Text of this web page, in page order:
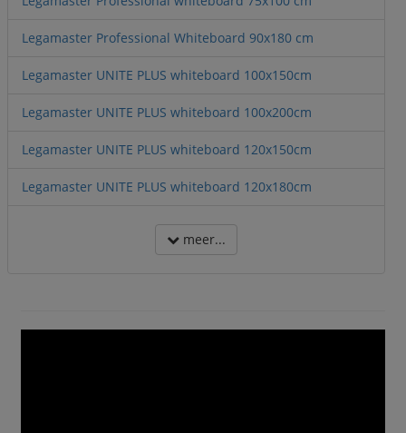
Legamaster Professional Whiteboard 90x180 cm
Legamaster UNITE PLUS whiteboard 100x150cm
Legamaster UNITE PLUS whiteboard 100x200cm
Legamaster UNITE PLUS whiteboard 120x150cm
Legamaster UNITE PLUS whiteboard 120x180cm
meer...